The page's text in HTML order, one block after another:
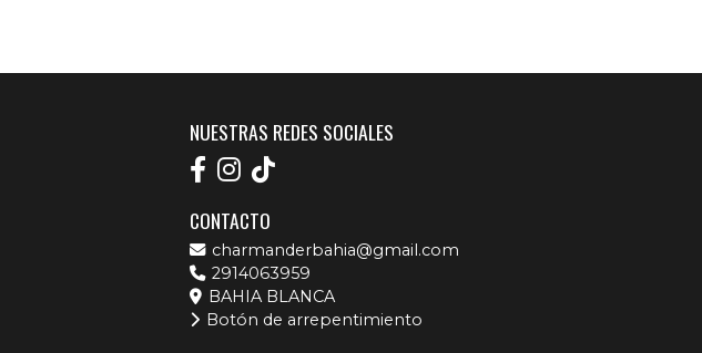
NUESTRAS REDES SOCIALES
CONTACTO
charmanderbahia@gmail.com
2914063959
BAHIA BLANCA
Botón de arrepentimiento